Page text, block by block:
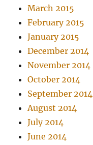
March 2015
February 2015
January 2015
December 2014
November 2014
October 2014
September 2014
August 2014
July 2014
June 2014